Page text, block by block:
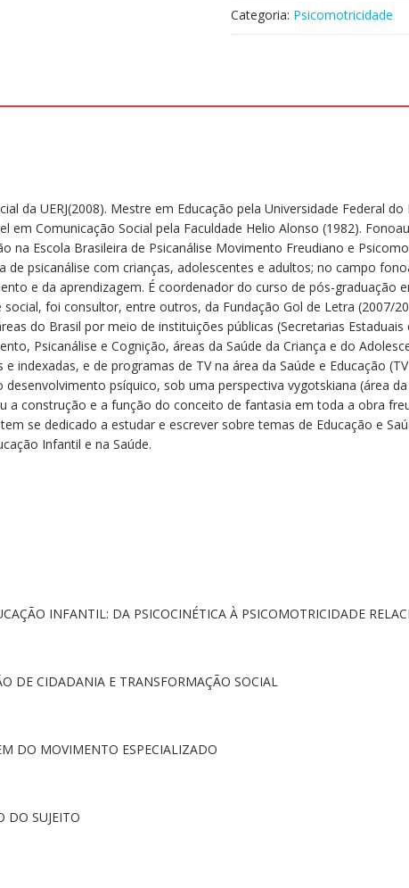
Categoria: Psicomotricidade
da UERJ(2008). Mestre em Educação pela Universidade Federal do
em Comunicação Social pela Faculdade Helio Alonso (1982).
na Escola Brasileira de Psicanálise Movimento Freudiano e
de psicanálise com crianças, adolescentes e adultos; no campo
e da aprendizagem. É coordenador do curso de pós-graduação
foi consultor, entre outros, da Fundação Gol de Letra (2007/
do Brasil por meio de instituições públicas (Secretarias
Psicanálise e Cognição, áreas da Saúde da Criança e do
indexadas, e de programas de TV na área da Saúde e Educação
psíquico, sob uma perspectiva vygotskiana (área
a construção e a função do conceito de fantasia em toda a obra
se dedicado a estudar e escrever sobre temas de Educação e
Infantil e na Saúde.
INFANTIL: DA PSICOCINÉTICA À PSICOMOTRICIDADE
DE CIDADANIA E TRANSFORMAÇÃO SOCIAL
DO MOVIMENTO ESPECIALIZADO
DO SUJEITO